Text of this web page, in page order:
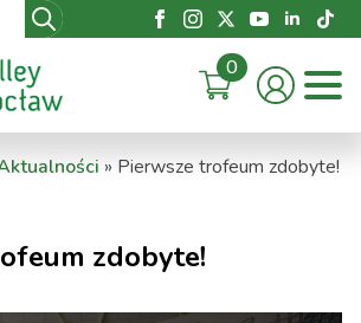
Search
for:
0
» Pierwsze trofeum zdobyte!
zdobyte!